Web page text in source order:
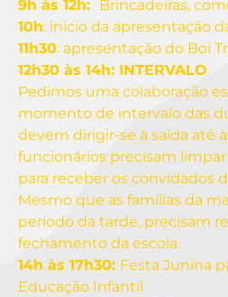
9h às 12h:
Brincadeiras,
10h: início da apresentação
11h30: apresentação do Boi
12h30 às 14h: INTERVALO
Pedimos uma colaboração
momento de intervalo das
devem dirigir-se à saída até
funcionários precisam limpar
para receber os convidados
Mesmo que as famílias da
período da tarde, precisam
fechamento da escola.
14h às 17h30: Festa Junina
Educação Infantil